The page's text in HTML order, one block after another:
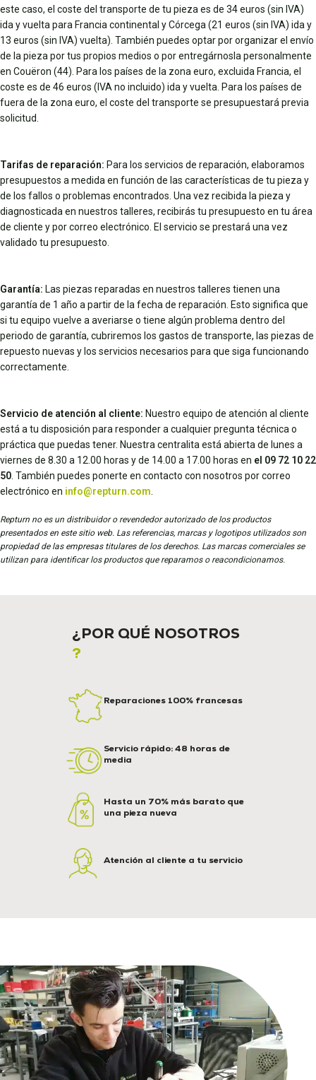
este caso, el coste del transporte de tu pieza es de 34 euros (sin IVA)
ida y vuelta para Francia continental y Córcega (21 euros (sin IVA) ida y
13 euros (sin IVA) vuelta). También puedes optar por organizar el envío
de la pieza por tus propios medios o por entregárnosla personalmente
en Couëron (44). Para los países de la zona euro, excluida Francia, el
coste es de 46 euros (IVA no incluido) ida y vuelta. Para los países de
fuera de la zona euro, el coste del transporte se presupuestará previa
solicitud.
Tarifas de reparación: Para los servicios de reparación, elaboramos
presupuestos a medida en función de las características de tu pieza y
de los fallos o problemas encontrados. Una vez recibida la pieza y
diagnosticada en nuestros talleres, recibirás tu presupuesto en tu área
de cliente y por correo electrónico. El servicio se prestará una vez
validado tu presupuesto.
Garantía: Las piezas reparadas en nuestros talleres tienen una
garantía de 1 año a partir de la fecha de reparación. Esto significa que
si tu equipo vuelve a averiarse o tiene algún problema dentro del
periodo de garantía, cubriremos los gastos de transporte, las piezas de
repuesto nuevas y los servicios necesarios para que siga funcionando
correctamente.
Servicio de atención al cliente: Nuestro equipo de atención al cliente
está a tu disposición para responder a cualquier pregunta técnica o
práctica que puedas tener. Nuestra centralita está abierta de lunes a
viernes de 8.30 a 12.00 horas y de 14.00 a 17.00 horas en el 09 72 10 22
50 . También puedes ponerte en contacto con nosotros por correo
electrónico en info@repturn.com
Repturn no es un distribuidor o revendedor autorizado de los productos
presentados en este sitio web. Las referencias, marcas y logotipos utilizados son
propiedad de las empresas titulares de los derechos. Las marcas comerciales se
utilizan para identificar los productos que reparamos o reacondicionamos.
¿POR QUÉ NOSOTROS
?
Reparaciones 100% francesas
Servicio rápido: 48 horas de
media
Hasta un 70% más barato que
una pieza nueva
Atención al cliente a tu servicio